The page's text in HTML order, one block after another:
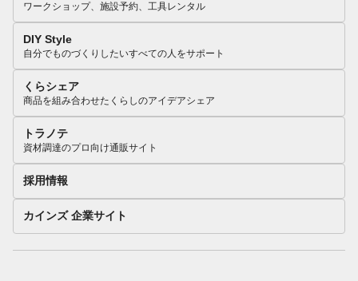
ワークショップ、施設予約、工具レンタル
DIY Style
自分でものづくりしたいすべての人をサポート
くらシェア
商品を組み合わせたくらしのアイデアシェア
トラノテ
資材調達のプロ向け通販サイト
採用情報
カインズ 企業サイト